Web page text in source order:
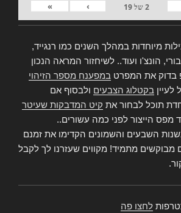
2של19
›
»
מיוחדות במהלך השנים כמו רנגייד,
הונצ'ו ועוד.. לשיחזור המראה הנכון
בדוק את המפרט במפענח מספר הזיהוי
בקטלוג הצבעים ולבסוף אם
תוכל לבחור את קיט המדבקות שעיטר
מפס הייצור לפני כמה עשורים..
השבעים והשמונים הקדימו את זמנם
מבוקשים מתמיד! מקווים שעזרנו לך לקבל
לחצו פה